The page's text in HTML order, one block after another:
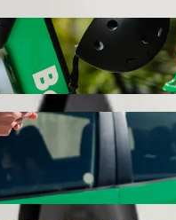
avec
Dworzec PKS. Avec Bolt,